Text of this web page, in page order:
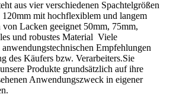
aus vier verschiedenen Spachtelgrößen
mit hochflexiblem und langem
Lacken geeignet 50mm, 75mm,
und robustes Material Viele
Empfehlungen
des Käufers bzw. Verarbeiters.Sie
Produkte grundsätzlich auf ihre
Anwendungszweck in eigener